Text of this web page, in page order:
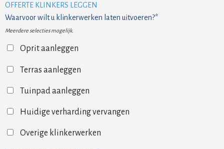
OFFERTE KLINKERS LEGGEN
Waarvoor wilt u klinkerwerken laten uitvoeren?*
Meerdere selecties mogelijk.
Oprit aanleggen
Terras aanleggen
Tuinpad aanleggen
Huidige verharding vervangen
Overige klinkerwerken